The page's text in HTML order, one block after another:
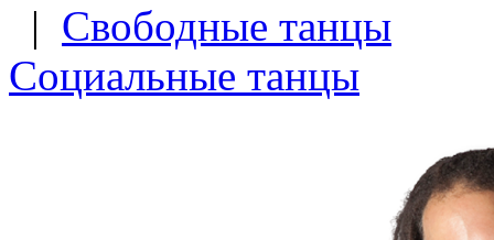
| Свободные танцы
Социальные танцы